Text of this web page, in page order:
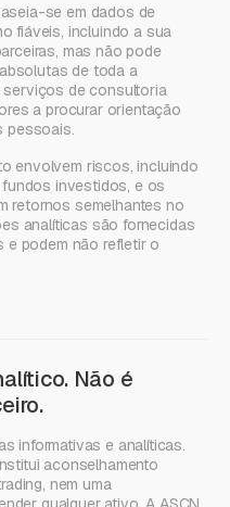
se em dados de
fiáveis, incluindo a sua
mas não pode
de toda a
serviços de consultoria
a procurar orientação
pessoais.
envolvem riscos, incluindo
investidos, e os
retornos semelhantes no
analíticas são fornecidas
e podem não refletir o
Não é
informativas e analíticas.
aconselhamento
nem uma